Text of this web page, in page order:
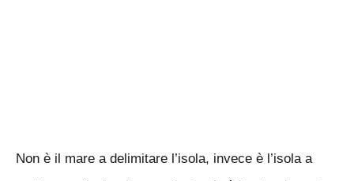
Non è il mare a delimitare l’isola, invece è l’isola a